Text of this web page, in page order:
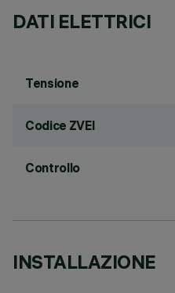
DATI ELETTRICI
Tensione
Codice ZVEI
Controllo
INSTALLAZIONE